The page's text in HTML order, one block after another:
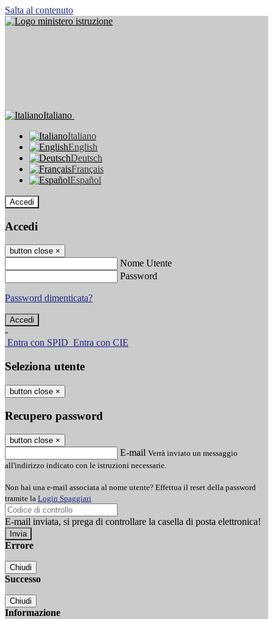
Salta al contenuto
Italiano
Italiano
English
Deutsch
Français
Español
Accedi
Accedi
button close ×
Nome Utente
Password
Password dimenticata?
-
Entra con SPID Entra con CIE
Seleziona utente
button close ×
Recupero password
button close ×
E-mail Verrà inviato un messaggio
all'indirizzo indicato con le istruzioni necessarie.
Non hai una e-mail associata al nome utente? Effettua il reset della password
tramite la Login Spaggiari
E-mail inviata, si prega di controllare la casella di posta elettronica!
Errore
Chiudi
Successo
Chiudi
Informazione